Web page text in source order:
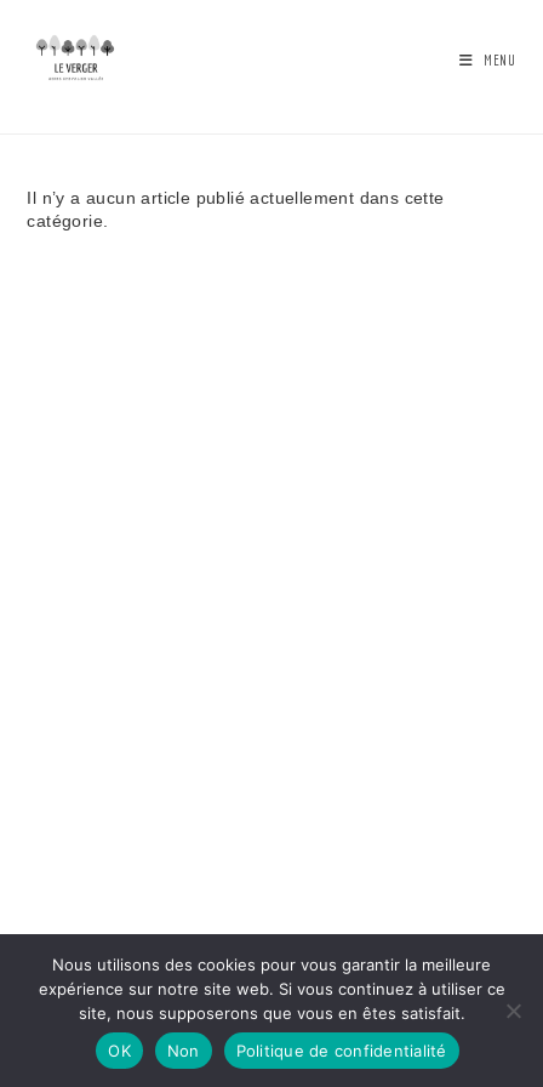
content
MENU
Il n’y a aucun article publié actuellement dans cette
catégorie.
© Copyright - Le Verger - Claude CHAIX 1998 - 2026
Nous utilisons des cookies pour vous garantir la meilleure
expérience sur notre site web. Si vous continuez à utiliser ce
site, nous supposerons que vous en êtes satisfait.
OK
Non Politique de confidentialité